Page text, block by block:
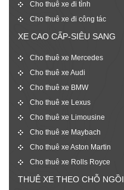
Cho thuê xe đi tỉnh
Cho thuê xe đi công tác
XE CAO CẤP-SIÊU SANG
Cho thuê xe Mercedes
Cho thuê xe Audi
Cho thuê xe BMW
Cho thuê xe Lexus
Cho thuê xe Limousine
Cho thuê xe Maybach
Cho thuê xe Aston Martin
Cho thuê xe Rolls Royce
THUÊ XE THEO CHỖ NGỒI